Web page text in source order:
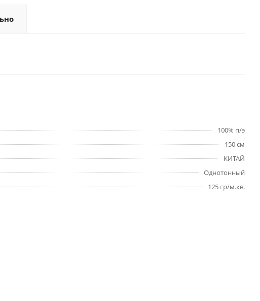
100% п/э
150 см
КИТАЙ
Однотонный
125 гр/м.кв.